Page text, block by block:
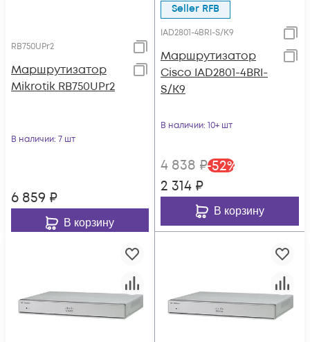
RB750UPr2
Маршрутизатор
Mikrotik RB750UPr2
В наличии: 7 шт
6 859 ₽
В корзину
Seller RFB
IAD2801-4BRI-S/K9
Маршрутизатор
Cisco IAD2801-4BRI-
S/K9
В наличии: 10+ шт
4 838 ₽-52%
2 314 ₽
В корзину